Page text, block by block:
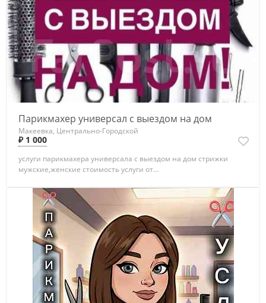
Парикмахер универсал с выездом на дом
Макеевка, Центрально-Городской
₽ 1 000
услуги парикмахера универсала с выездом на дом стрижки
мужские,женские стоимость услуги от...